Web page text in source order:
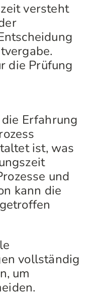
versteht
die Prüfung
Erfahrung
ist, was
und
kann die
vollständig
um